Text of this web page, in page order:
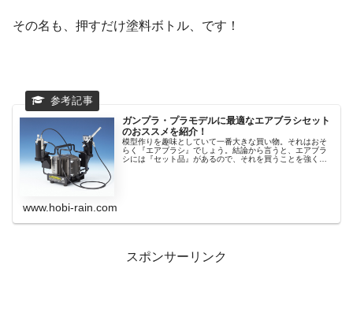
その名も、押すだけ塗料ボトル、です！
ガンプラ・プラモデルに最適なエアブラシセット
のおススメを紹介！
模型作りを趣味としていて一番大きな買い物。それはおそ
らく『エアブラシ』でしょう。結論から言うと、エアブラ
シには『セット品』があるので、それを買うことを強くお
www.hobi-rain.com
スポンサーリンク